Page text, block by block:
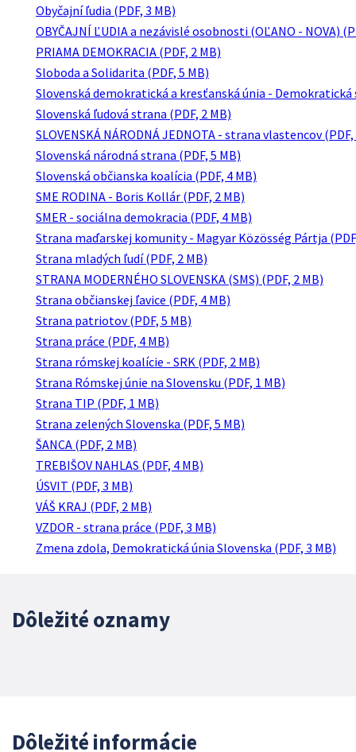
Obyčajní ľudia (PDF, 3 MB)
OBYČAJNÍ ĽUDIA a nezávislé osobnosti (OĽANO - NOVA)
PRIAMA DEMOKRACIA (PDF, 2 MB)
Sloboda a Solidarita (PDF, 5 MB)
Slovenská demokratická a kresťanská únia - Demokratická
Slovenská ľudová strana (PDF, 2 MB)
SLOVENSKÁ NÁRODNÁ JEDNOTA - strana vlastencov (PDF,
Slovenská národná strana (PDF, 5 MB)
Slovenská občianska koalícia (PDF, 4 MB)
SME RODINA - Boris Kollár (PDF, 2 MB)
SMER - sociálna demokracia (PDF, 4 MB)
Strana maďarskej komunity - Magyar Közösség Pártja
Strana mladých ľudí (PDF, 2 MB)
STRANA MODERNÉHO SLOVENSKA (SMS) (PDF, 2 MB)
Strana občianskej ľavice (PDF, 4 MB)
Strana patriotov (PDF, 5 MB)
Strana práce (PDF, 4 MB)
Strana rómskej koalície - SRK (PDF, 2 MB)
Strana Rómskej únie na Slovensku (PDF, 1 MB)
Strana TIP (PDF, 1 MB)
Strana zelených Slovenska (PDF, 5 MB)
ŠANCA (PDF, 2 MB)
TREBIŠOV NAHLAS (PDF, 4 MB)
ÚSVIT (PDF, 3 MB)
VÁŠ KRAJ (PDF, 2 MB)
VZDOR - strana práce (PDF, 3 MB)
Zmena zdola, Demokratická únia Slovenska (PDF, 3 MB)
Dôležité oznamy
Dôležité informácie